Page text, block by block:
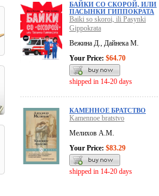
БАЙКИ СО СКОРОЙ, ИЛИ
ПАСЫНКИ ГИППОКРАТА
Baiki so skoroi, ili Pasynki
Gippokrata
Вежина Д., Дайнека М.
Your Price: $64.70
shipped in 14-20 days
КАМЕННОЕ БРАТСТВО
Kamennoe bratstvo
Мелихов А.М.
Your Price: $83.29
shipped in 14-20 days